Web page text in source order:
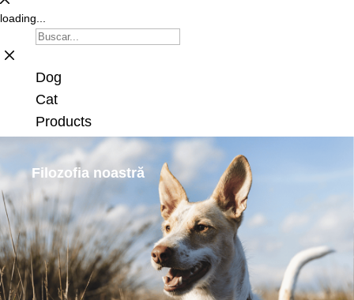
loading...
Dog
Cat
Products
Filozofianoastră